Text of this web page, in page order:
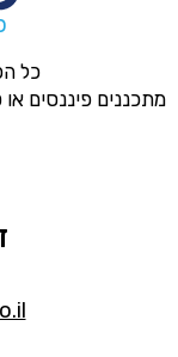
כל
מתכננים פיננסים או